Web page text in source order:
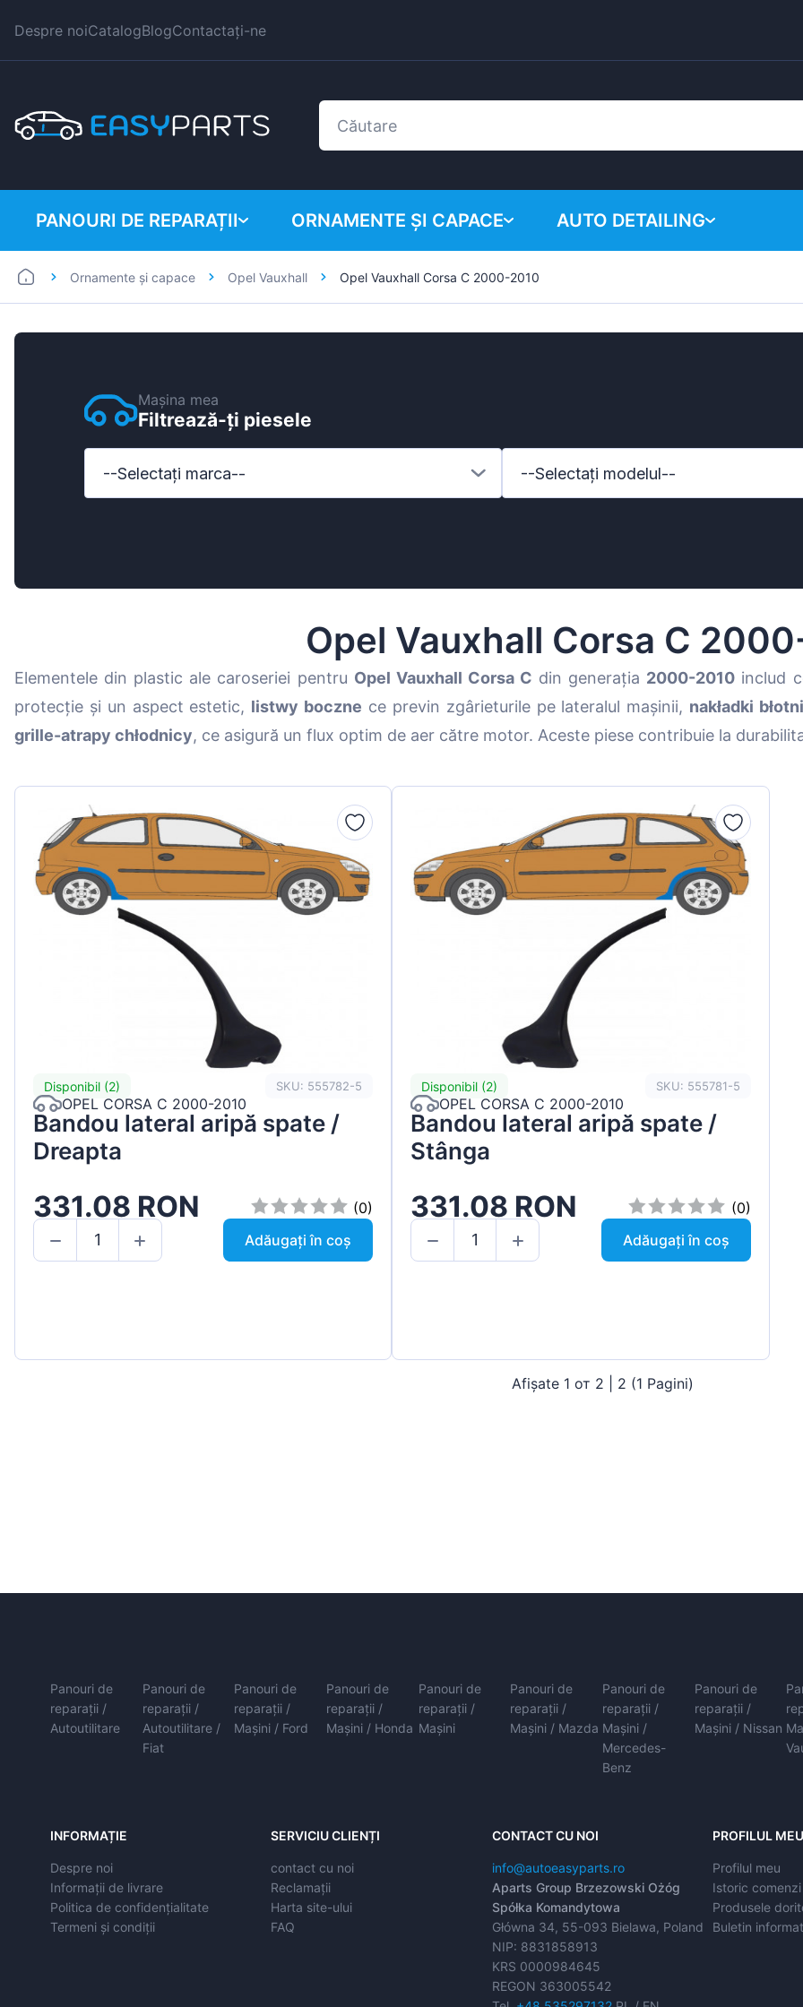
Despre noiCatalogBlogContactați-ne
PANOURI DE REPARAȚII
Autoutilitare
ORNAMENTE ȘI CAPACE
BMW
Hyundai
MAN
Mazda
Mercedes-Benz
Opel Vauxhall
Peugeot
Renault
Seat
AUTO DETAILING
Ornamente și capace Opel Vauxhall Opel Vauxhall Corsa C 2000-2010
Mașina mea
Filtrează-ți piesele
--Selectați marca-- --Selectați modelul--
Opel Vauxhall Corsa C
Elementele din plastic ale caroseriei pentru Opel Vauxhall Corsa C din generația 2000-2010 includ
protecție și un aspect estetic, listwy boczne ce previn zgârieturile pe lateralul mașinii, nakładki
grille-atrapy chłodnicy, ce asigură un flux optim de aer către motor. Aceste piese contribuie la
Disponibil (2) SKU: 555782-5
OPEL CORSA C 2000-2010
Bandou lateral aripă spate /
Dreapta
331.08 RON
(0)
Adăugați în coș
Disponibil (2) SKU: 555781-5
OPEL CORSA C 2000-2010
Bandou lateral aripă spate /
Stânga
331.08 RON
(0)
Adăugați în coș
Afișate 1 от 2 | 2 (1 Pagini)
Panouri de
reparații /
Autoutilitare
Panouri de
reparații /
Autoutilitare /
Fiat
Panouri de
reparații /
Mașini / Ford
Panouri de
reparații /
Mașini / Honda
Panouri de
reparații /
Mașini
Panouri de
reparații /
Mașini / Mazda
Panouri de
reparații /
Mașini /
Mercedes-
Benz
Panouri de
reparații /
Mașini / Nissan
INFORMAȚIE
Despre noi
Informații de livrare
Politica de confidențialitate
Termeni și condiții
SERVICIU CLIENȚI
contact cu noi
Reclamații
Harta site-ului
FAQ
CONTACT CU NOI
info@autoeasyparts.ro
Aparts Group Brzezowski Ożóg
Spółka Komandytowa
Główna 34, 55-093 Bielawa, Poland
NIP: 8831858913
KRS 0000984645
REGON 363005542
PROFILUL MEU
Profilul meu
Istoric comenzi
Produsele
Buletin